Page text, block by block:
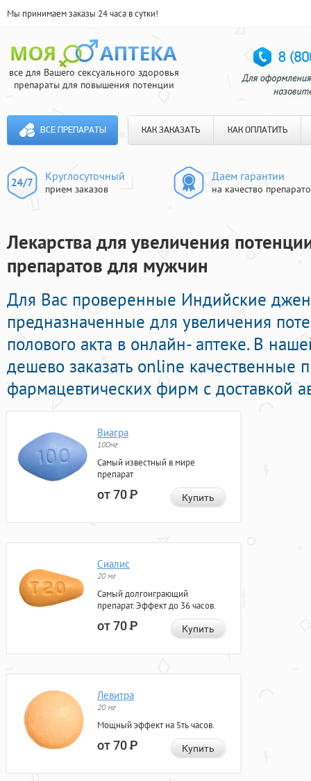
Мы принимаем заказы 24 часа в сутки!
все для Вашего сексуального здоровья
препараты для повышения потенции
ВСЕ ПРЕПАРАТЫ КАК ЗАКАЗАТЬ КАК ОПЛАТИТЬ
Круглосуточный
прием заказов
Даем гарантии
на качество
Лекарства для увеличения
препаратов для мужчин
Для Вас проверенные Индийские
предназначенные для увеличения
полового акта в онлайн- аптеке. В
дешево заказать online качественные
фармацевтических фирм с доставкой
Виагра
100мг
Самый известный в мире
препарат
от 70Р Купить
Сиалис
20 мг
Самый долгоиграющий
препарат. Эффект до 36 часов.
от 70Р Купить
Левитра
20 мг
Мощный эффект на 5ть часов.
от 70Р Купить